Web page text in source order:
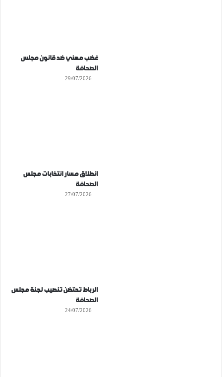
غضب مهني ضد قانون مجلس
الصحافة
29/07/2026
انطلاق مسار انتخابات مجلس
الصحافة
27/07/2026
الرباط تحتضن تنصيب لجنة مجلس
الصحافة
24/07/2026